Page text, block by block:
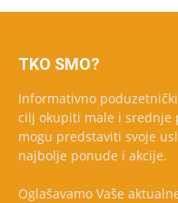
TKO SMO?
Informativno
cilj okupiti male i srednje
mogu predstaviti svoje
najbolje ponude i akcije.
Oglašavamo Vaše